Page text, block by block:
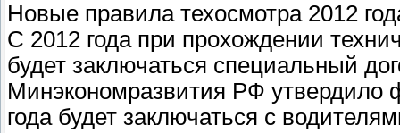
Новые правила техосмотра 2012
С 2012 года при прохождении
будет заключаться специальный
Минэкономразвития РФ утвердило
года будет заключаться с